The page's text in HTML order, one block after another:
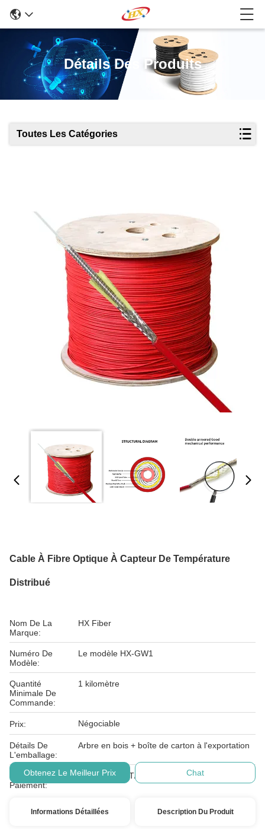
Détails Des Produits
Toutes Les Catégories
Cable À Fibre Optique À Capteur De Température
Distribué
Nom De La
Marque:
HX Fiber
Numéro De
Modèle:
Le modèle HX-GW1
Quantité
Minimale De
Commande:
1 kilomètre
Prix: Négociable
Détails De
L'emballage:
Arbre en bois + boîte de carton à l'exportation
Conditions De
Paiement:
LC, D/A, D/P, T/T, Western Union, MoneyGram
Obtenez Le Meilleur Prix Chat
Informations Détaillées Description Du Produit